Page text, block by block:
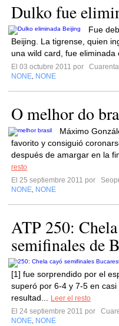
Dulko fue
Fue
Beijing. La tigrense, quien
una wild card, fue eliminada
El 03 octubre 2011 por
NONE NONE
O melhor do
Máximo
favorito y consiguió
después de amargar en la
resto
El 25 septiembre 2011 por
NONE NONE
ATP 250:
semifinales de
[1] fue sorprendido por el
superó por 6-4 y 7-5 en
resultad...
Leer el resto
El 24 septiembre 2011 por
NONE NONE